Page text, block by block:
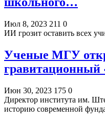
Июл 8, 2023 211 0
ИИ грозит оставить всех
Ученые МГУ
гравитационный
Июн 30, 2023 175 0
Директор института им.
историю современной